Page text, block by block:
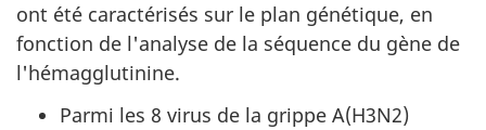
ont été caractérisés sur le plan génétique, en
fonction de l'analyse de la séquence du gène de
l'hémagglutinine.
Parmi les 8 virus de la grippe A(H3N2)